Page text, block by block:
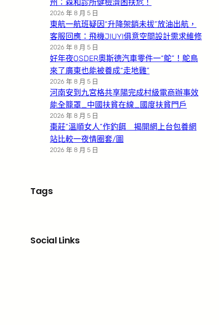
州：森和診所健檢濟困扶危！
2026 年 8 月 5 日
東航一航班疑因“升降架銷未拔”放油出航，
客服回應：飛機JIUYI俱意空間設計需求維修
2026 年 8 月 5 日
好年夜OSDER奧斯德汽車零件一“鴕”！鴕鳥
來了廣東也能被養成“走地雞”
2026 年 8 月 5 日
河南安到九宮格共享陽完成村級電商辦事效
能全籠罩_中國扶貧在線_國度扶貧門戶
2026 年 8 月 5 日
棗莊”溫順女人”作釣餌 揭開網上台包養網
站比較一夜情圈套/圖
2026 年 8 月 5 日
Tags
Social Links